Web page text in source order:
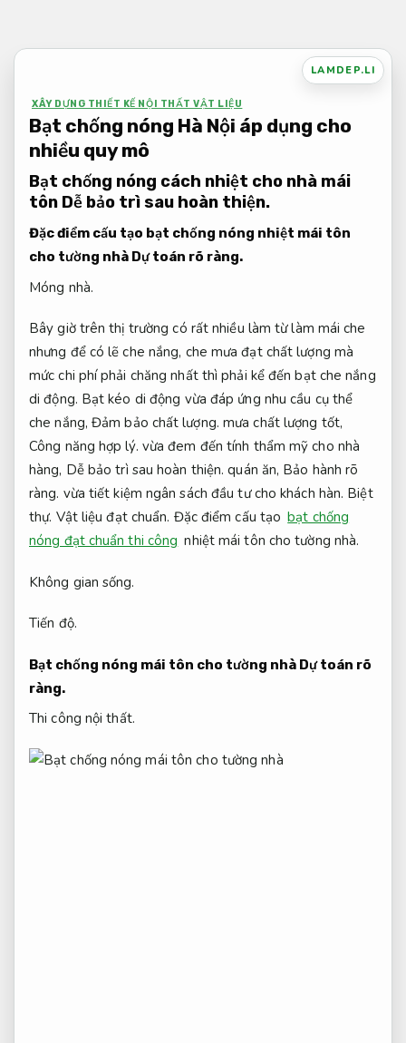
nội
LAMDEP.LI
XÂY DỰNG THIẾT KẾ NỘI THẤT VẬT LIỆU
Bạt chống nóng Hà Nội áp dụng cho
nhiều quy mô
Bạt chống nóng cách nhiệt cho nhà mái
tôn Dễ bảo trì sau hoàn thiện.
Đặc điểm cấu tạo bạt chống nóng nhiệt mái tôn
cho tường nhà Dự toán rõ ràng.
Móng nhà.
Bây giờ trên thị trường có rất nhiều làm từ làm mái che
nhưng để có lẽ che nắng, che mưa đạt chất lượng mà
mức chi phí phải chăng nhất thì phải kể đến bạt che nắng
di động. Bạt kéo di động vừa đáp ứng nhu cầu cụ thể
che nắng, Đảm bảo chất lượng. mưa chất lượng tốt,
Công năng hợp lý. vừa đem đến tính thẩm mỹ cho nhà
hàng, Dễ bảo trì sau hoàn thiện. quán ăn, Bảo hành rõ
ràng. vừa tiết kiệm ngân sách đầu tư cho khách hàn. Biệt
thự. Vật liệu đạt chuẩn. Đặc điểm cấu tạo bạt chống
nóng đạt chuẩn thi công nhiệt mái tôn cho tường nhà.
Không gian sống.
Tiến độ.
Bạt chống nóng mái tôn cho tường nhà Dự toán rõ
ràng.
Thi công nội thất.